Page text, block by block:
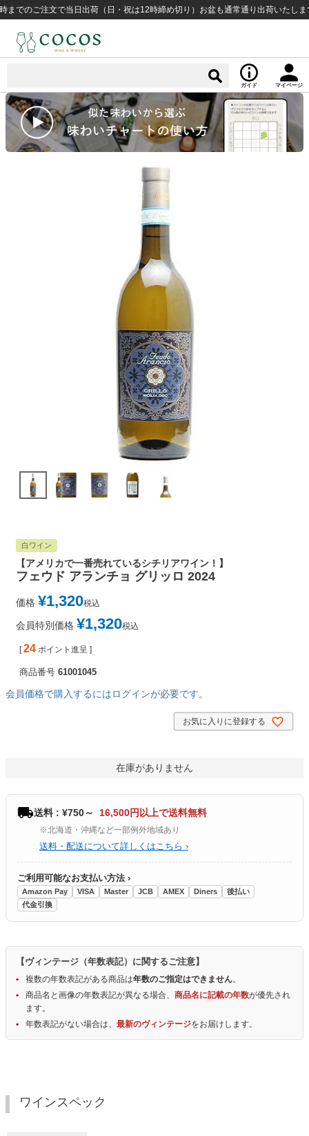
ご注文で当日出荷（日・祝は12時締め切り）お盆も通常通り出荷いたします
ガイド マイページ
白ワイン
【アメリカで一番売れているシチリアワイン！】
フェウド アランチョ グリッロ 2024
価格 ¥1,320税込
会員特別価格 ¥1,320税込
[ 24 ポイント進呈 ]
商品番号 61001045
会員価格で購入するにはログインが必要です。
お気に入りに登録する
在庫がありません
送料 : ¥750～ 16,500円以上で送料無料
※北海道・沖縄など一部例外地域あり
送料・配送について詳しくはこちら ›
ご利用可能なお支払い方法 ›
Amazon Pay VISA Master JCB AMEX Diners
後払い
代金引換
【ヴィンテージ（年数表記）に関するご注意】
複数の年数表記がある商品は年数のご指定はできません。
商品名と画像の年数表記が異なる場合、 商品名に記載の年数が優先され
ます。
年数表記がない場合は、 最新のヴィンテージをお届けします。
ワインスペック